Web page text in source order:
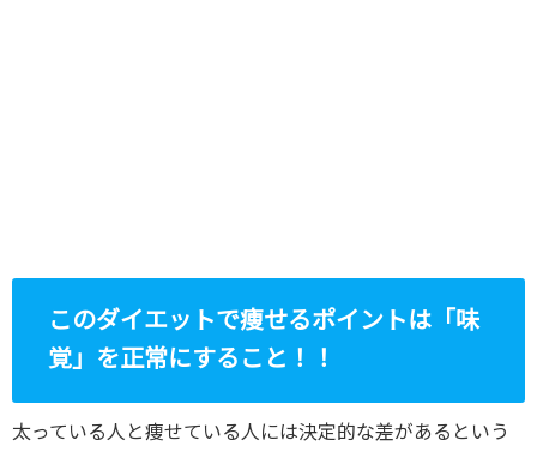
このダイエットで痩せるポイントは「味
覚」を正常にすること！！
太っている人と痩せている人には決定的な差があるという